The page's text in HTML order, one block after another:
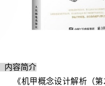
内容简介
《机甲概念设计解析（第2